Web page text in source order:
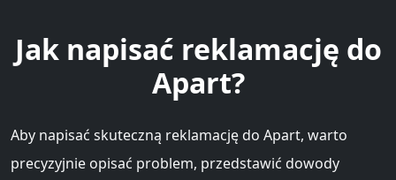
Jak napisać reklamację do
Apart?
Aby napisać skuteczną reklamację do Apart, warto
precyzyjnie opisać problem, przedstawić dowody